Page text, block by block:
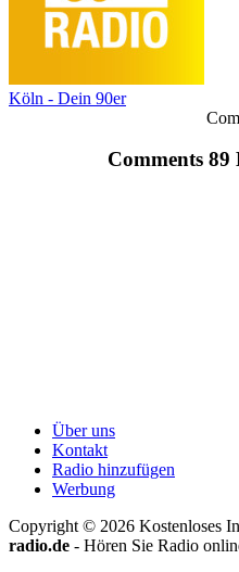
Köln - Dein 90er
Comments
Über uns
Kontakt
Radio hinzufügen
Werbung
Copyright © 2026 Kostenloses
radio.de - Hören Sie Radio